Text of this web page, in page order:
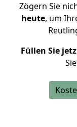
Zögern Sie
heute, um
Füllen Sie